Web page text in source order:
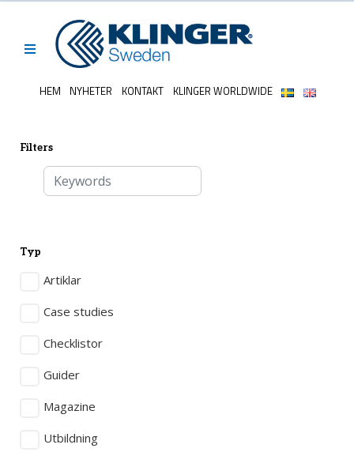
innehåll
HEM NYHETER KONTAKT KLINGER WORLDWIDE
Filters
Email address
Search
Typ
Artiklar
Case studies
Checklistor
Guider
Magazine
Utbildning